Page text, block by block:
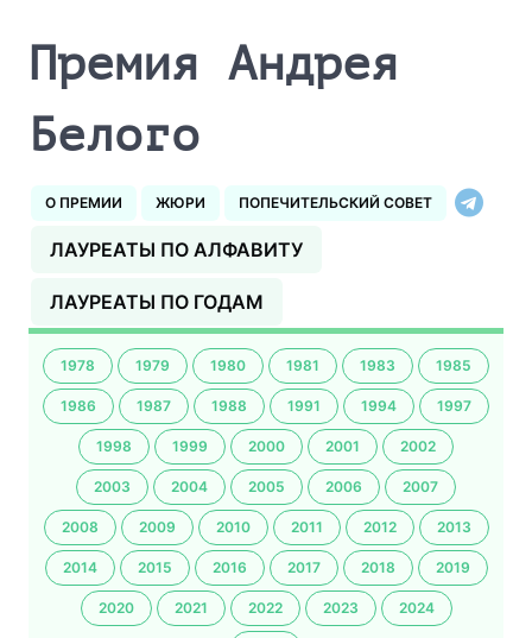
Премия Андрея
Белого
О ПРЕМИИ ЖЮРИ ПОПЕЧИТЕЛЬСКИЙ СОВЕТ
ЛАУРЕАТЫ ПО АЛФАВИТУ
ЛАУРЕАТЫ ПО ГОДАМ
1978 1979 1980 1981 1983 1985
1986 1987 1988 1991 1994 1997
1998 1999 2000 2001 2002
2003 2004 2005 2006 2007
2008 2009 2010 2011 2012 2013
2014 2015 2016 2017 2018 2019
2020 2021 2022 2023 2024